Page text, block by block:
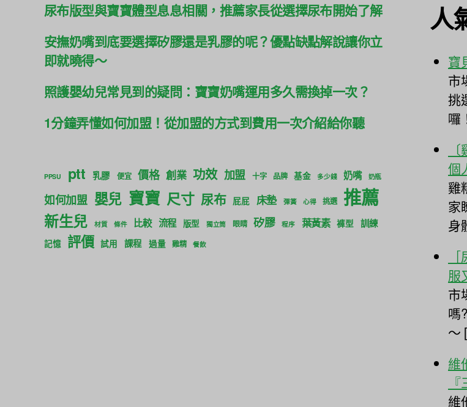
尿布版型與寶寶體型息息相關，推薦家長從選擇尿布開始了解
安撫奶嘴到底要選擇矽膠還是乳膠的呢？優點缺點解說讓你立
即就曉得～
照護嬰幼兒常見到的疑問：寶寶奶嘴運用多久需換掉一次？
1分鐘弄懂如何加盟！從加盟的方式到費用一次介紹給你聽
PPSU ptt 乳膠 便宜 價格 創業 功效 加盟 十字 品牌 基金 多少錢 奶嘴 奶瓶
如何加盟 嬰兒 寶寶 尺寸 尿布 屁屁 床墊 彈簧 心得 挑選 推薦
新生兒 材質 條件 比較 流程 版型 獨立筒 眼睛 矽膠 程序 葉黃素 褲型 訓練
記憶 評價 試用 課程 過量 雞精 餐飲
人
寶
市
挑
囉
個
雞
家
身
服
市
嗎
～
維
維